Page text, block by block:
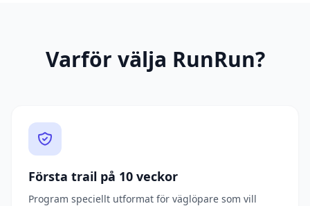
Varför välja RunRun?
Första trail på 10 veckor
Program speciellt utformat för väglöpare som vill